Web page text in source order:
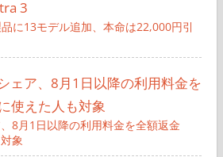
に13モデル追加、本命は22,000円引
8月1日以降の利用料金を全額返金
象